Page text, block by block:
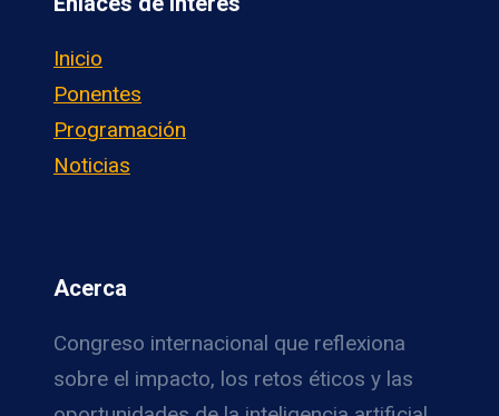
Inicio
Ponentes
Programación
Noticias
Acerca
Congreso internacional que reflexiona
sobre el impacto, los retos éticos y las